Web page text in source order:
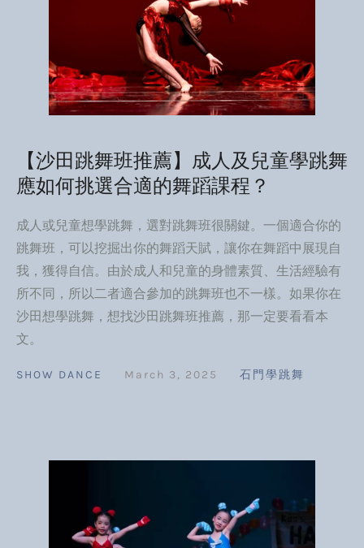
【沙田跳舞班推薦】成人及兒童學跳舞
應如何挑選合適的舞蹈課程？
成人或兒童想學跳舞，選對跳舞班很關鍵。一個適合你的
跳舞班，可以挖掘出你的舞蹈天賦，讓你在舞蹈中展現自
我，獲得自信。由於成人和兒童的身體素質、生活經驗有
所不同，所以二者適合參加的跳舞班也不一樣。如果你在
沙田想學跳舞，想找沙田跳舞班推薦，那一定要看看本
文。
SHOW DANCE March 3, 2025 石門學跳舞